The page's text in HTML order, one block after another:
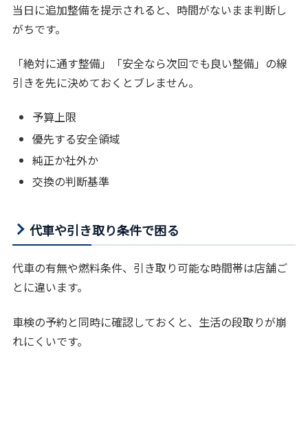
当日に追加整備を提示されると、時間がないまま判断し
がちです。
「絶対に通す整備」「安全なら次回でも良い整備」の線
引きを先に決めておくとブレません。
予算上限
優先する安全領域
純正か社外か
交換の判断基準
代車や引き取り条件で困る
代車の有無や燃料条件、引き取り可能な時間帯は店舗ご
とに違います。
車検の予約と同時に確認しておくと、生活の段取りが崩
れにくいです。